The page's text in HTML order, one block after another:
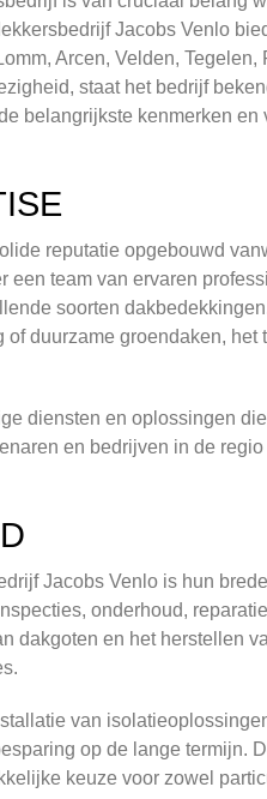
Jacobs Venlo
Arcen, Velden,
staat het bedrijf
belangrijkste kenmerken
reputatie opgebouwd
team van ervaren
soorten
duurzame groendaken, het
diensten en oplossingen
en bedrijven in de
Jacobs Venlo is hun
onderhoud,
dakgoten en het herstellen
van
op de lange termijn.
keuze voor zowel